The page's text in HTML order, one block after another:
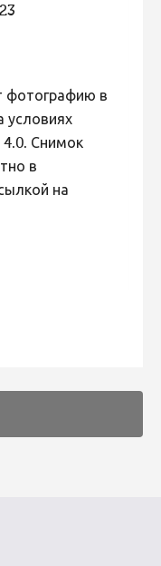
фотографию в
условиях
Снимок
в
на